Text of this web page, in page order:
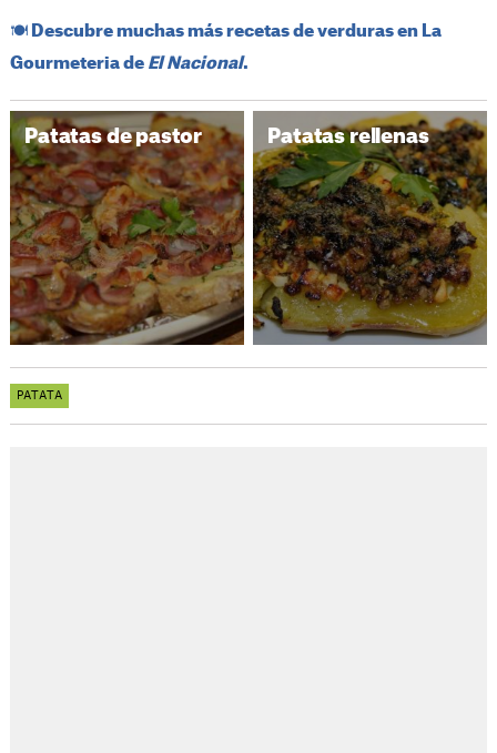
​🍽️​ Descubre muchas más recetas de verduras en La
Gourmeteria de El Nacional.
Patatas de pastor Patatas rellenas
PATATA